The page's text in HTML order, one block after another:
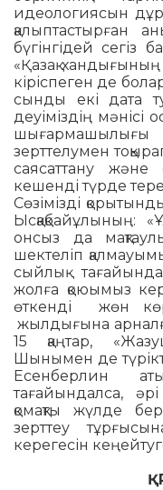
идеологиясын
қалыптастырған
бүгінгідей сегіз
«Қазақ
кіріспеген де
сынды екі дата
деуіміздің мәнісі
шығармашылығы
зерттелумен
саясаттану
кешенді түрде
Сөзімізді
Ысқақбайұлының:
онсыз да
шектеліп
сыйлық
жолға қоюымыз
өткенді жөн
жылдығына
15 қаңтар,
Шынымен де
Есенберлин
тағайындалса,
қомақты жүлде
зерттеу
керегесін